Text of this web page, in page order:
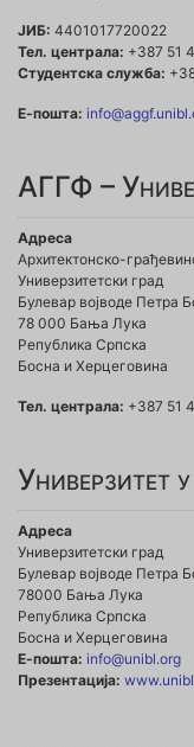
ЈИБ: 4401017720022
Тел. централа: +387 51
Студентска служба:
Е-пошта:
АГГФ –
Адреса
Архитектонско-
Универзитетски град
Булевар војводе Петра
78 000 Бања Лука
Република Српска
Босна и Херцеговина
Тел. централа: +387 51
Универзитет
Адреса
Универзитетски град
Булевар војводе Петра
78000 Бања Лука
Република Српска
Босна и Херцеговина
Е-пошта: info@unibl.org
Презентација: